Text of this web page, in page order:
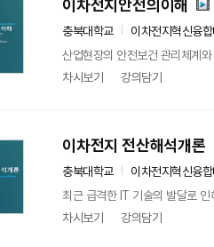
이차전지안전의이해
충북대학교
이차전지혁신융
산업현장의 안전보건 관리체계
차시보기
강의담기
이차전지 전산해석개론
충북대학교
이차전지혁신융
최근 급격한 IT 기술의 발달로
차시보기
강의담기